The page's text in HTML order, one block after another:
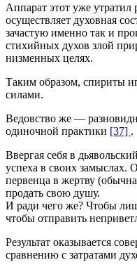
Аппарат этот уже утратил
осуществляет духовная
зачастую именно так и
стихийных духов злой
низменных целях.
Таким образом, спириты
силами.
Ведовство же —
одиночной практики [37] .
Ввергая себя в
успеха в своих замыслах.
первенца в жертву
продать свою душу.
И ради чего же? Чтобы
чтобы отправить
Результат оказывается
сравнению с затратами